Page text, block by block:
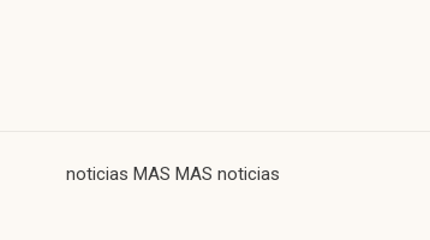
noticias MAS MAS noticias